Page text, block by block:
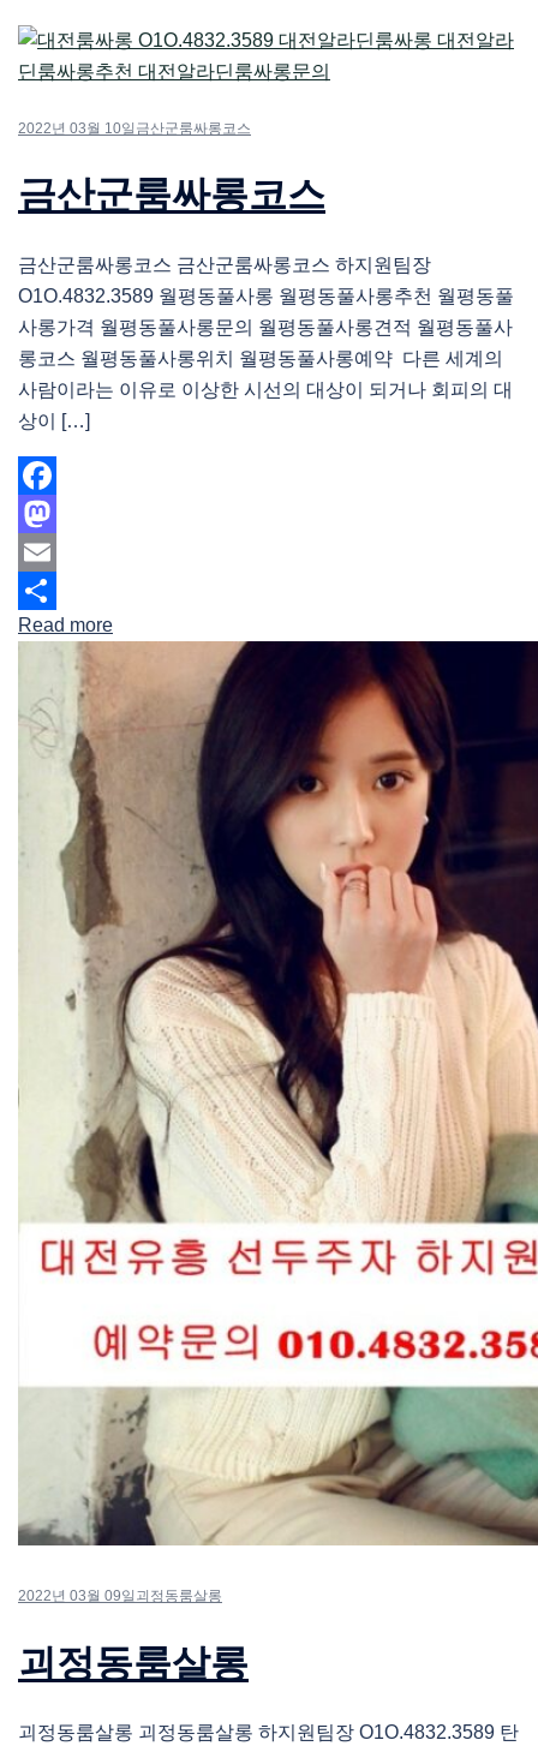
2022년 03월 10일 금산군룸싸롱코스
금산군룸싸롱코스
금산군룸싸롱코스 금산군룸싸롱코스 하지원팀장
O1O.4832.3589 월평동풀사롱 월평동풀사롱추천 월평동풀
사롱가격 월평동풀사롱문의 월평동풀사롱견적 월평동풀사
롱코스 월평동풀사롱위치 월평동풀사롱예약 다른 세계의
사람이라는 이유로 이상한 시선의 대상이 되거나 회피의 대
상이 […]
Facebook
Mastodon
Email
Share
Read more
2022년 03월 09일 괴정동룸살롱
괴정동룸살롱
괴정동룸살롱 괴정동룸살롱 하지원팀장 O1O.4832.3589 탄